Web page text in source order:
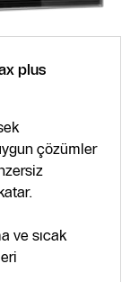
plus
çözümler
ve sıcak